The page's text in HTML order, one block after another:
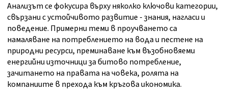
Анализът се фокусира върху няколко ключови категории,
свързани с устойчивото развитие - знания, нагласи и
поведение. Примерни теми в проучването са
намаляване на потреблението на вода и пестене на
природни ресурси, преминаване към възобновяеми
енергийни източници за битово потребление,
зачитането на правата на човека, ролята на
компаниите в прехода към кръгова икономика.